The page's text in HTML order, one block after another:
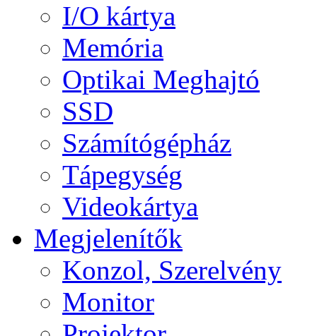
I/O kártya
Memória
Optikai Meghajtó
SSD
Számítógépház
Tápegység
Videokártya
Megjelenítők
Konzol, Szerelvény
Monitor